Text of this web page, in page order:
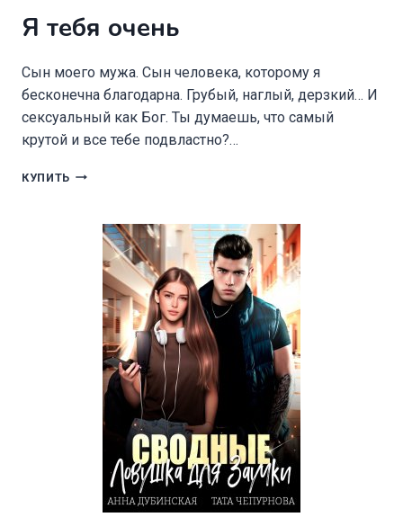
Я тебя очень
Сын моего мужа. Сын человека, которому я
бесконечна благодарна. Грубый, наглый, дерзкий… И
сексуальный как Бог. Ты думаешь, что самый
крутой и все тебе подвластно?…
КУПИТЬ